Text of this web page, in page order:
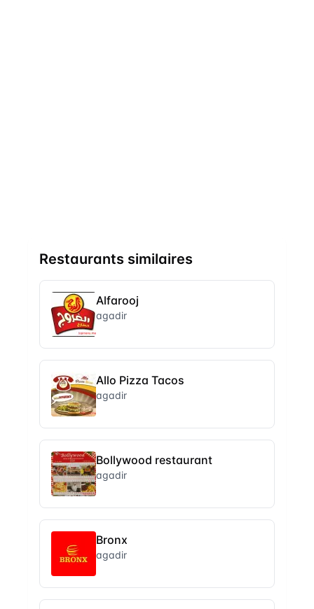
Restaurants similaires
Alfarooj
agadir
Allo Pizza Tacos
agadir
Bollywood restaurant
agadir
Bronx
agadir